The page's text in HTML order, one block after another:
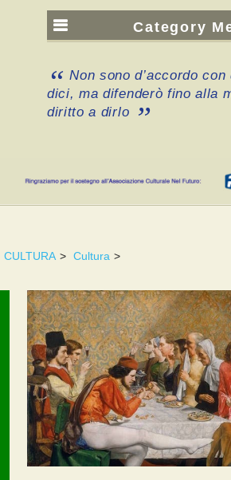
Category
Non sono d’accordo con
dici, ma difenderò fino alla
diritto a dirlo
CULTURA > Cultura >